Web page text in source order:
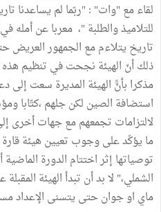
لقاء مع "وات" : "ربّما لم يساعدنا
للتلاميذ والطلبة "، معربا عن
تاريخ يتلاءم مع الجمهور العريض
ذلك أنّ الهيئة نجحت في تنظيم هذه
مذكرا بأنًّ الهيئة المديرة سعت إلى
استضافة الصين لكن جلهم ،كتّابا
ما يؤكّد على وجوب تعيين هيئة
توصياتها إثر اختتام الدورة
الشملي،" لا بد أن تبدأ الهيئة
ماي او جوان حتى يتسنى الإعداد